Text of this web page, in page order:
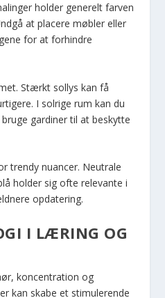
holder generelt farven
at placere møbler eller
for at forhindre
Stærkt sollys kan få
I solrige rum kan du
gardiner til at beskytte
trendy nuancer. Neutrale
holder sig ofte relevante i
opdatering.
I LÆRING OG
koncentration og
kan skabe et stimulerende